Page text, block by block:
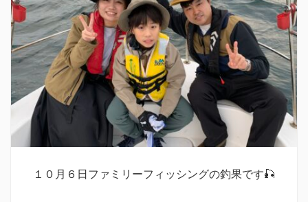
１０月６日ファミリーフィッシングの釣果です🎣